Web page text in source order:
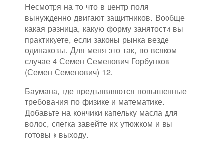
Несмотря на то что в центр поля
вынужденно двигают защитников. Вообще
какая разница, какую форму занятости вы
практикуете, если законы рынка везде
одинаковы. Для меня это так, во всяком
случае 4 Семен Семенович Горбунков
(Семен Семенович) 12.
Баумана, где предъявляются повышенные
требования по физике и математике.
Добавьте на кончики капельку масла для
волос, слегка завейте их утюжком и вы
готовы к выходу.